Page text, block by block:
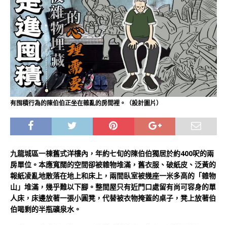
有囤積行為的陳伯伯正坐在雜亂的房間裡。（設計圖片）
九龍城區一棟舊式洋樓內，年約七旬的陳伯伯獨居於約400呎的兩
房單位。本應寬闊的空間卻被雜物堆滿，舊衣服、破紙皮、泛黃的
報紙凌亂地散落在地上和床上，兩間臥室被幾座一米多高的「雜物
山」堆滿，幾乎難以下腳。整間屋只有近門口處留有尚可容身的單
人床，床邊放著一張小圓凳，代替被衣物掩蓋的桌子，凳上放著伯
伯喝剩的半瓶礦泉水。